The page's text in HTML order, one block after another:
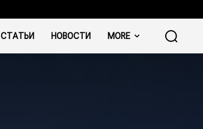
СТАТЬИ НОВОСТИ MORE